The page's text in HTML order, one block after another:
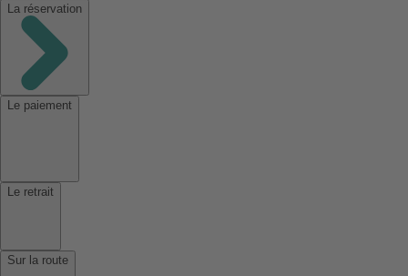
La réservation
Le paiement
Le retrait
Sur la route